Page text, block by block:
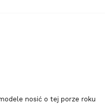
nosić o tej porze roku